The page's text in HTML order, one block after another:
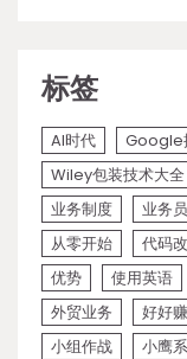
标签
AI时代 Google
Wiley包装技术大全
业务制度
业务员
从零开始
代码
优势
使用英语
外贸业务
好好
小组作战
小鹰